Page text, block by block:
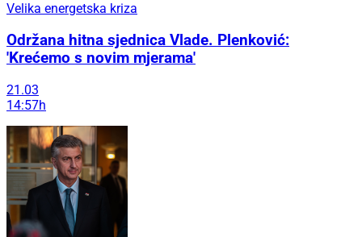
Velika energetska kriza
Održana hitna sjednica Vlade. Plenković:
'Krećemo s novim mjerama'
21.03
14:57h